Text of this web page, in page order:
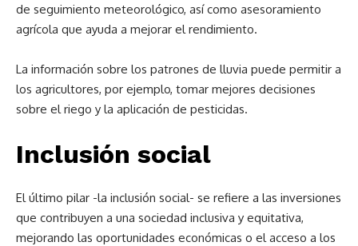
de seguimiento meteorológico, así como asesoramiento
agrícola que ayuda a mejorar el rendimiento.
La información sobre los patrones de lluvia puede permitir a
los agricultores, por ejemplo, tomar mejores decisiones
sobre el riego y la aplicación de pesticidas.
Inclusión social
El último pilar -la inclusión social- se refiere a las inversiones
que contribuyen a una sociedad inclusiva y equitativa,
mejorando las oportunidades económicas o el acceso a los